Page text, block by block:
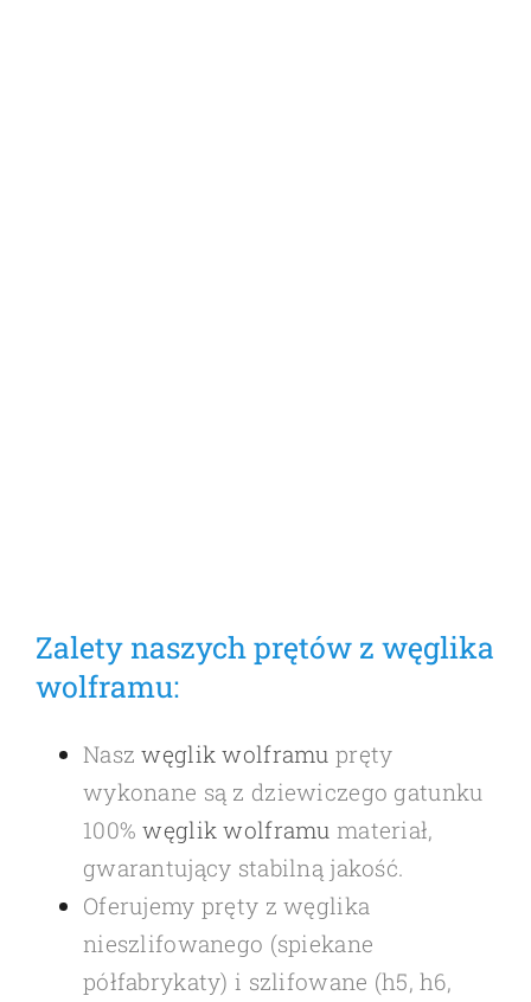
Zalety naszych prętów z węglika
wolframu:
Naszwęglik wolframu pręty
wykonane są z dziewiczego gatunku
100%węglik wolframu materiał,
gwarantujący stabilną jakość.
Oferujemy pręty z węglika
nieszlifowanego (spiekane
półfabrykaty) i szlifowane (h5, h6,